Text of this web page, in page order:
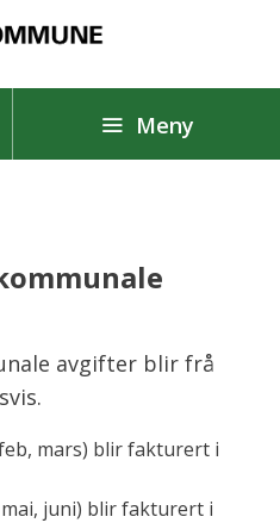
n
y
l
n
k
m
n
e
Meny
avgifter blir frå
mars) blir fakturert i
juni) blir fakturert i